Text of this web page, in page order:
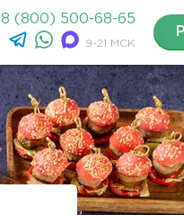
8 (800) 500-68-65
9-21 МСК